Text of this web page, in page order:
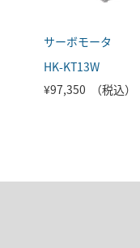
サーボモータ
HK-KT13W
¥97,350 （税込）